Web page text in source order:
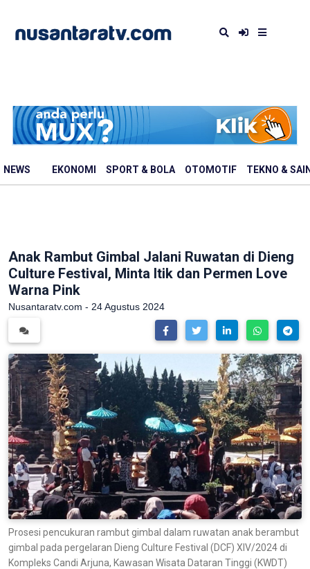
NEWS EKONOMI SPORT & BOLA OTOMOTIF TEKNO &
Anak Rambut Gimbal Jalani Ruwatan di Dieng
Culture Festival, Minta Itik dan Permen Love
Warna Pink
Nusantaratv.com - 24 Agustus 2024
Prosesi pencukuran rambut gimbal dalam ruwatan anak berambut
gimbal pada pergelaran Dieng Culture Festival (DCF) XIV/2024 di
Kompleks Candi Arjuna, Kawasan Wisata Dataran Tinggi (KWDT)